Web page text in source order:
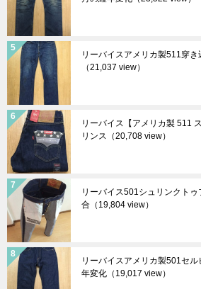
リーバイスアメリカ製511穿
（21,037 view）
リーバイス【アメリカ製 511
リンス （20,708 view）
リーバイス501シュリンクト
合 （19,804 view）
リーバイスアメリカ製501セ
年変化 （19,017 view）